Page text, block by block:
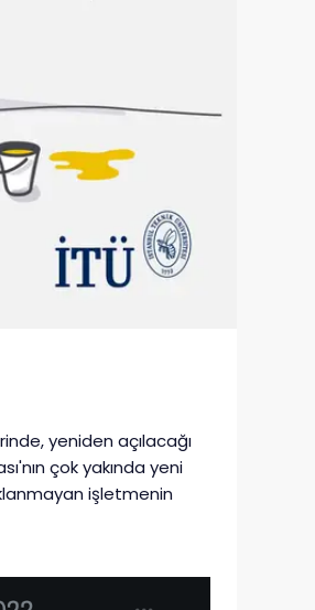
yeniden açılacağı
çok yakında yeni
işletmenin